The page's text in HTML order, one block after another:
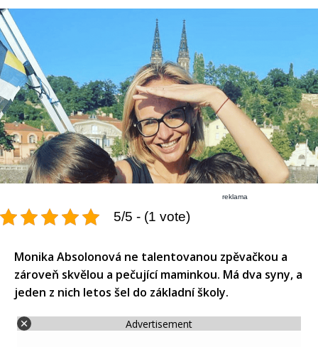
reklama
5/5 - (1 vote)
Monika Absolonová ne talentovanou zpěvačkou a
zároveň skvělou a pečující maminkou. Má dva syny, a
jeden z nich letos šel do základní školy.
Advertisement